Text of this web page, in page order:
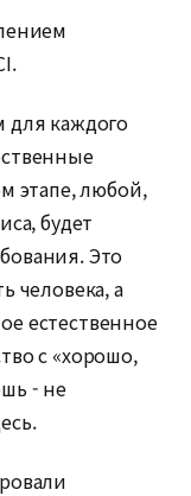
для каждого
этапе, любой,
будет
Это
человека, а
естественное
с «хорошо,
- не